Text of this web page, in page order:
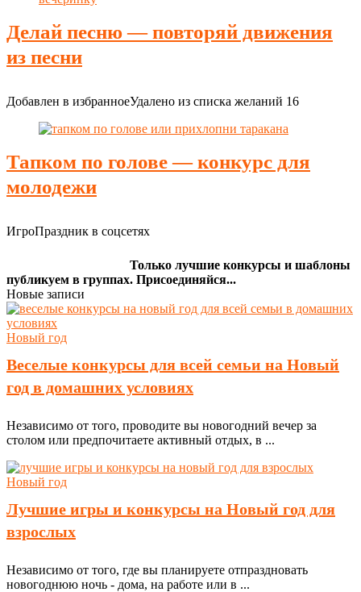
Делай песню — повторяй движения
из песни
Добавлен в избранноеУдалено из списка желаний 16
Тапком по голове — конкурс для
молодежи
ИгроПраздник в соцсетях
Только лучшие конкурсы и шаблоны
публикуем в группах. Присоединяйся...
Новые записи
Новый год
Веселые конкурсы для всей семьи на Новый
год в домашних условиях
Независимо от того, проводите вы новогодний вечер за
столом или предпочитаете активный отдых, в ...
Новый год
Лучшие игры и конкурсы на Новый год для
взрослых
Независимо от того, где вы планируете отпраздновать
новогоднюю ночь - дома, на работе или в ...